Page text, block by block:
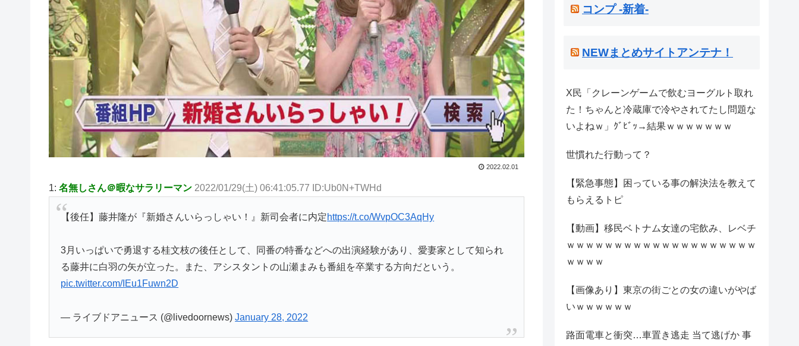
2022.02.01
1: 名無しさん＠暇なサラリーマン 2022/01/29(土) 06:41:05.77 ID:Ub0N+TWHd
【後任】藤井隆が『新婚さんいらっしゃい！』新司会者に内定https://t.co/WvpOC3AqHy
3月いっぱいで勇退する桂文枝の後任として、同番の特番などへの出演経験があり、愛妻家として知られ
る藤井に白羽の矢が立った。また、アシスタントの山瀬まみも番組を卒業する方向だという。
pic.twitter.com/IEu1Fuwn2D
— ライブドアニュース (@livedoornews)January 28, 2022
コンプ -新着-
NEWまとめサイトアンテナ！
X民「クレーンゲームで飲むヨーグルト取れ
た！ちゃんと冷蔵庫で冷やされてたし問題な
いよねｗ」ｸﾞﾋﾞｯ→結果ｗｗｗｗｗｗｗ
世慣れた行動って？
【緊急事態】困っている事の解決法を教えて
もらえるトピ
【動画】移民ベトナム女達の宅飲み、レベチ
ｗｗｗｗｗｗｗｗｗｗｗｗｗｗｗｗｗｗｗｗ
ｗｗｗｗ
【画像あり】東京の街ごとの女の違いがやば
いｗｗｗｗｗｗ
路面電車と衝突…車置き逃走 当て逃げか 事